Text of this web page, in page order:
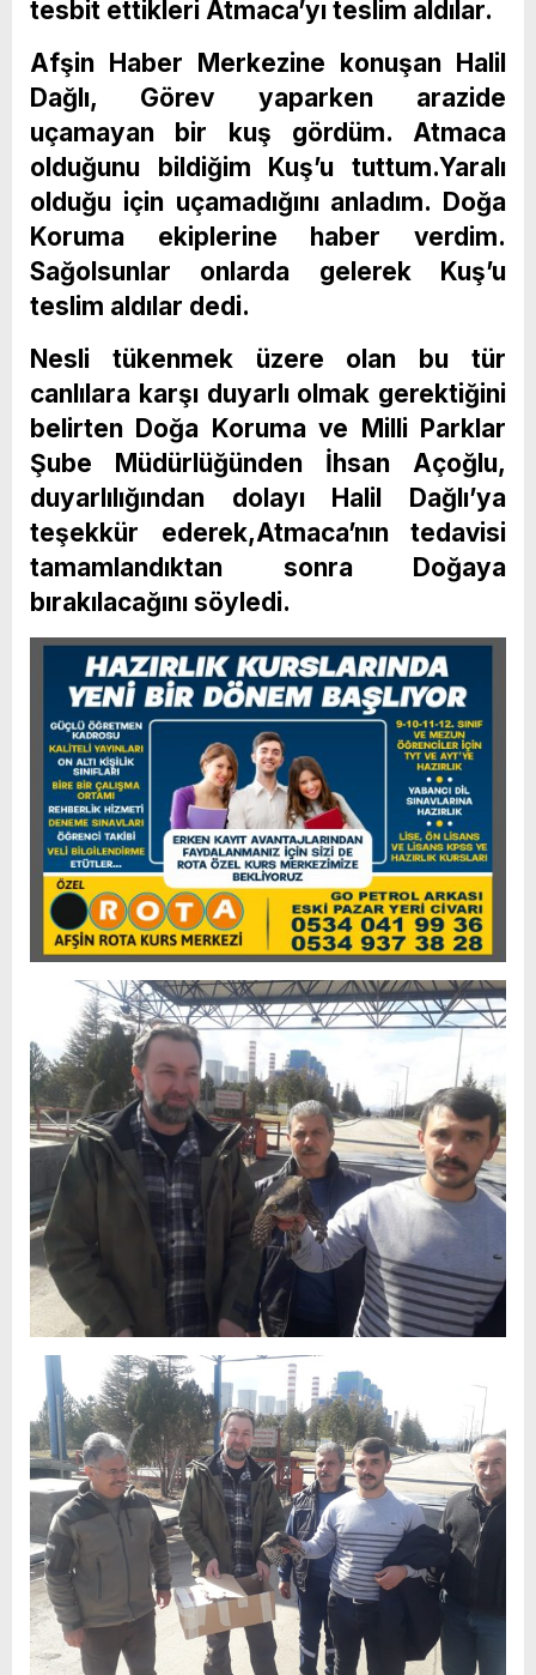
tesbit ettikleri Atmaca’yı teslim aldılar.
Afşin Haber Merkezine konuşan Halil
Dağlı, Görev yaparken arazide
uçamayan bir kuş gördüm. Atmaca
olduğunu bildiğim Kuş’u tuttum.Yaralı
olduğu için uçamadığını anladım. Doğa
Koruma ekiplerine haber verdim.
Sağolsunlar onlarda gelerek Kuş’u
teslim aldılar dedi.
Nesli tükenmek üzere olan bu tür
canlılara karşı duyarlı olmak gerektiğini
belirten Doğa Koruma ve Milli Parklar
Şube Müdürlüğünden İhsan Açoğlu,
duyarlılığından dolayı Halil Dağlı’ya
teşekkür ederek,Atmaca’nın tedavisi
tamamlandıktan sonra Doğaya
bırakılacağını söyledi.